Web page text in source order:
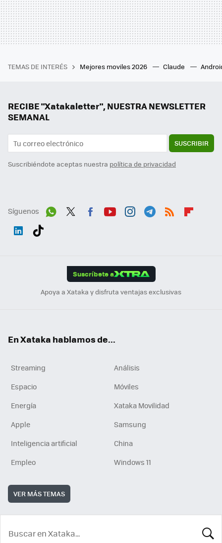
TEMAS DE INTERÉS Mejores moviles 2026 Claude
RECIBE "Xatakaletter", NUESTRA NEWSLETTER
SEMANAL
SUSCRIBIR
Suscribiéndote aceptas nuestra política de privacidad
Síguenos
Suscríbete a
Apoya a Xataka y disfruta ventajas exclusivas
En Xataka hablamos de...
Streaming
Análisis
Espacio
Móviles
Energía
Xataka Movilidad
Apple
Samsung
Inteligencia artificial
China
Empleo
Windows 11
VER MÁS TEMAS